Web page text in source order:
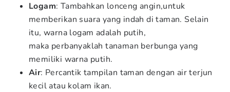
Logam: Tambahkan lonceng angin,untuk
memberikan suara yang indah di taman. Selain
itu, warna logam adalah putih,
maka perbanyaklah tanaman berbunga yang
memiliki warna putih.
Air: Percantik tampilan taman dengan air terjun
kecil atau kolam ikan.